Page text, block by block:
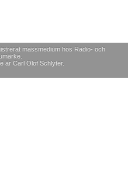
massmedium hos Radio- och
är Carl Olof Schlyter.